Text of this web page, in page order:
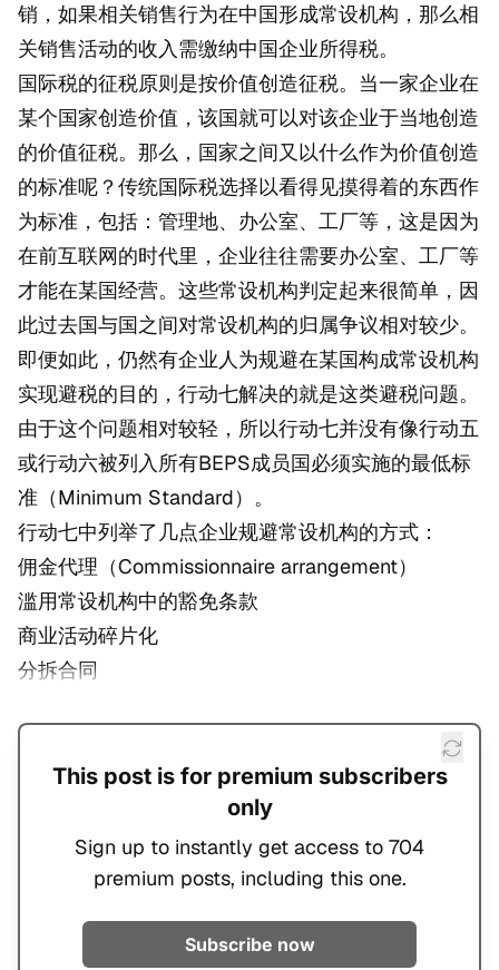
销，如果相关销售行为在中国形成常设机构，那么相
关销售活动的收入需缴纳中国企业所得税。
国际税的征税原则是按价值创造征税。当一家企业在
某个国家创造价值，该国就可以对该企业于当地创造
的价值征税。那么，国家之间又以什么作为价值创造
的标准呢？传统国际税选择以看得见摸得着的东西作
为标准，包括：管理地、办公室、工厂等，这是因为
在前互联网的时代里，企业往往需要办公室、工厂等
才能在某国经营。这些常设机构判定起来很简单，因
此过去国与国之间对常设机构的归属争议相对较少。
即便如此，仍然有企业人为规避在某国构成常设机构
实现避税的目的，行动七解决的就是这类避税问题。
由于这个问题相对较轻，所以行动七并没有像行动五
或行动六被列入所有BEPS成员国必须实施的最低标
准（Minimum Standard）。
行动七中列举了几点企业规避常设机构的方式：
佣金代理（Commissionnaire arrangement）
滥用常设机构中的豁免条款
商业活动碎片化
分拆合同
This post is for premium subscribers
only
Sign up to instantly get access to 704
premium posts, including this one.
Subscribe now